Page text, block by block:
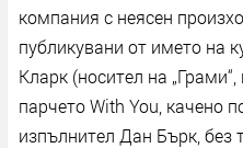
компания с неясен
публикувани от името на
Кларк (носител на
парчето With You, качено
изпълнител Дан Бърк, без